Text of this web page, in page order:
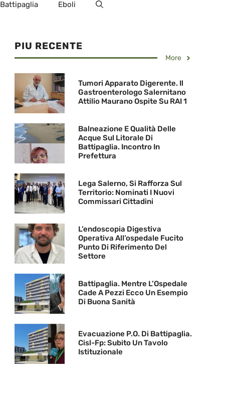
Battipaglia Eboli
PIU RECENTE
More
Tumori Apparato Digerente. Il
Gastroenterologo Salernitano
Attilio Maurano Ospite Su RAI 1
Balneazione E Qualità Delle
Acque Sul Litorale Di
Battipaglia. Incontro In
Prefettura
Lega Salerno, Si Rafforza Sul
Territorio: Nominati I Nuovi
Commissari Cittadini
L’endoscopia Digestiva
Operativa All’ospedale Fucito
Punto Di Riferimento Del
Settore
Battipaglia. Mentre L’Ospedale
Cade A Pezzi Ecco Un Esempio
Di Buona Sanità
Evacuazione P.O. Di Battipaglia.
Cisl-Fp: Subito Un Tavolo
Istituzionale